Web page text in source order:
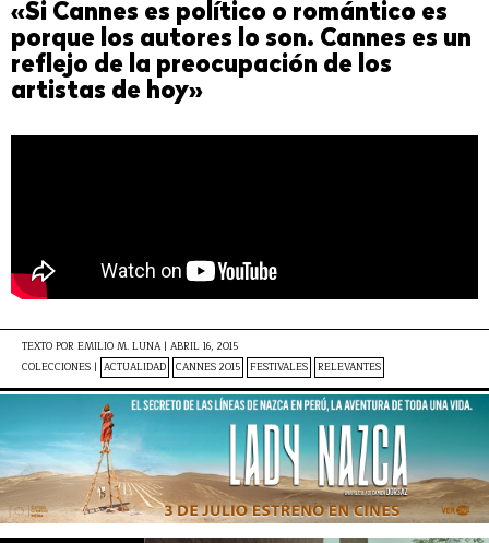
«Si Cannes es político o romántico es
porque los autores lo son. Cannes es un
reflejo de la preocupación de los
artistas de hoy»
TEXTO POR EMILIO M. LUNA | ABRIL 16, 2015
COLECCIONES | ACTUALIDAD CANNES 2015 FESTIVALES RELEVANTES